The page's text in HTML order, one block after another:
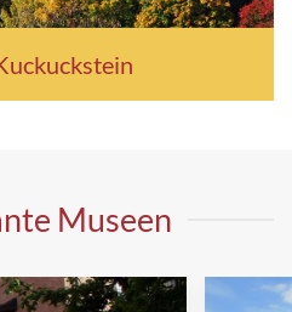
Museen